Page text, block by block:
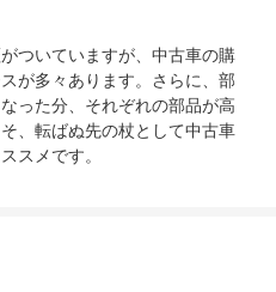
ついていますが、中古車の購
が多々あります。さらに、部
った分、それぞれの部品が高
、転ばぬ先の杖として中古車
スメです。